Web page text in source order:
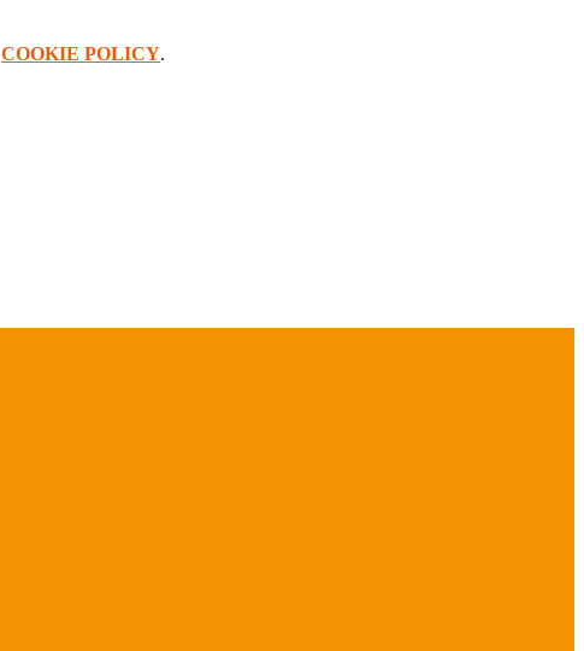
COOKIE POLICY.